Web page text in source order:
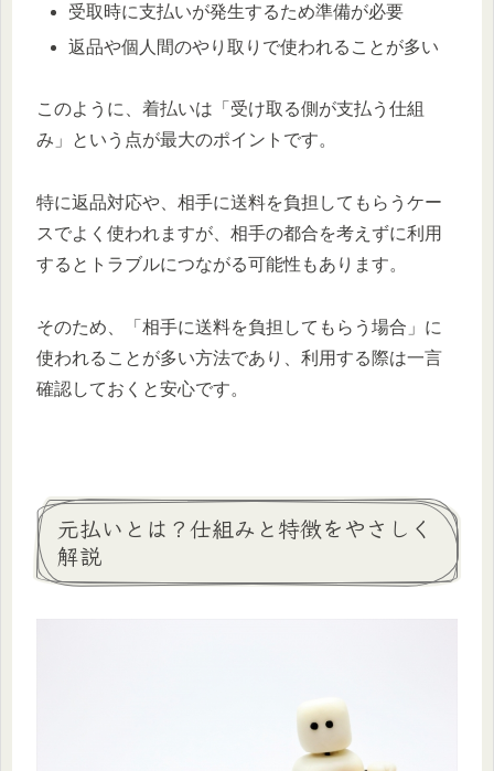
受取時に支払いが発生するため準備が必要
返品や個人間のやり取りで使われることが多い
このように、着払いは「受け取る側が支払う仕組
み」という点が最大のポイントです。
特に返品対応や、相手に送料を負担してもらうケー
スでよく使われますが、相手の都合を考えずに利用
するとトラブルにつながる可能性もあります。
そのため、「相手に送料を負担してもらう場合」に
使われることが多い方法であり、利用する際は一言
確認しておくと安心です。
元払いとは？仕組みと特徴をやさしく
解説